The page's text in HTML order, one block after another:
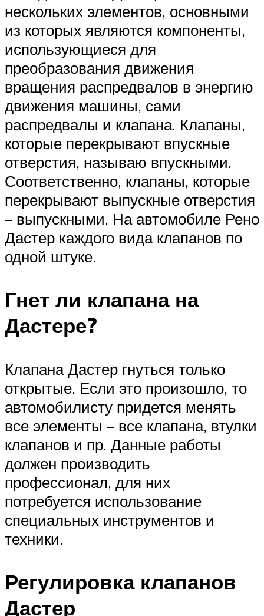
нескольких элементов, основными
из которых являются компоненты,
использующиеся для
преобразования движения
вращения распредвалов в энергию
движения машины, сами
распредвалы и клапана. Клапаны,
которые перекрывают впускные
отверстия, называю впускными.
Соответственно, клапаны, которые
перекрывают выпускные отверстия
– выпускными. На автомобиле Рено
Дастер каждого вида клапанов по
одной штуке.
Гнет ли клапана на
Дастере?
Клапана Дастер гнуться только
открытые. Если это произошло, то
автомобилисту придется менять
все элементы – все клапана, втулки
клапанов и пр. Данные работы
должен производить
профессионал, для них
потребуется использование
специальных инструментов и
техники.
Регулировка клапанов
Дастер